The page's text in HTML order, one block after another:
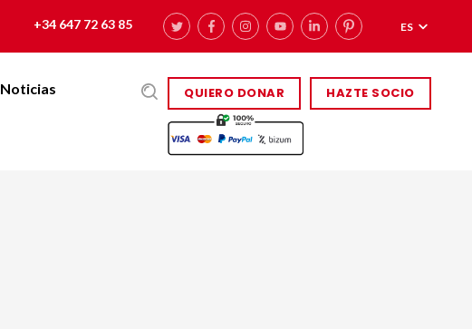
+34 647 72 63 85 ES
QUIERO DONAR HAZTE SOCIO
Noticias